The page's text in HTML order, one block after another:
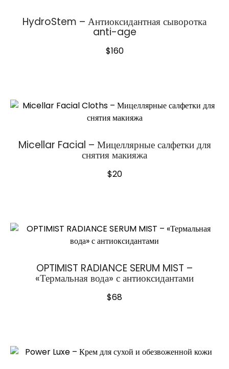
HydroStem – Антиоксидантная сыворотка
anti-age
$160
Micellar Facial – Мицеллярные салфетки для
снятия макияжа
$20
OPTIMIST RADIANCE SERUM MIST –
«Термальная вода» с антиоксидантами
$68